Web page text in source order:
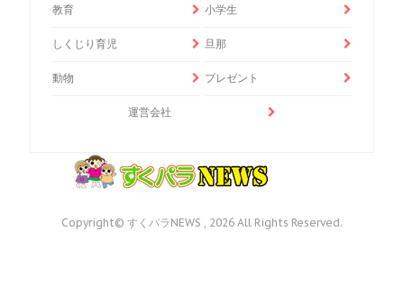
教育 小学生
しくじり育児 旦那
動物 プレゼント
運営会社
Copyright© すくパラNEWS , 2026 All Rights Reserved.